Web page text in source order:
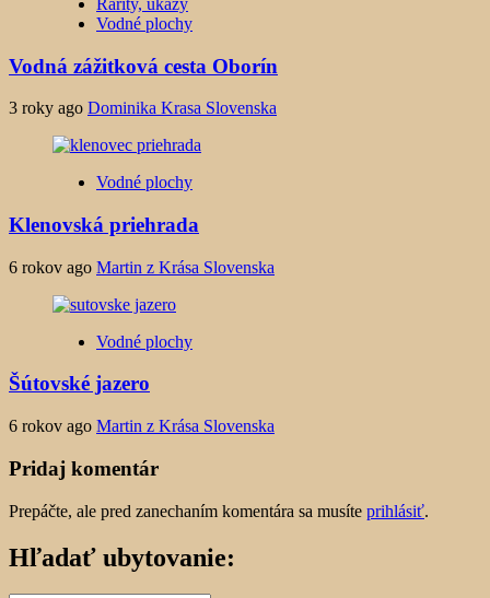
Vodné plochy
Vodná zážitková cesta Oborín
3 roky ago Dominika Krasa Slovenska
Vodné plochy
Klenovská priehrada
6 rokov ago Martin z Krása Slovenska
Vodné plochy
Šútovské jazero
6 rokov ago Martin z Krása Slovenska
Pridaj komentár
Prepáčte, ale pred zanechaním komentára sa musíte prihlásiť.
Hľadať ubytovanie: